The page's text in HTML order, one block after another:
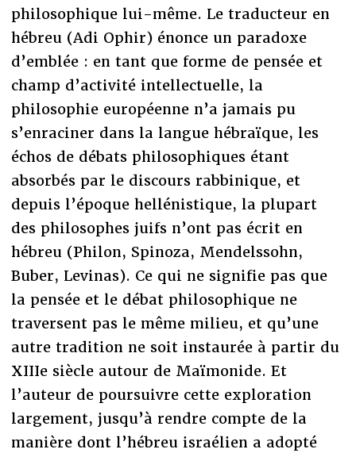
philosophique lui-même. Le traducteur en
hébreu (Adi Ophir) énonce un paradoxe
d’emblée : en tant que forme de pensée et
champ d’activité intellectuelle, la
philosophie européenne n’a jamais pu
s’enraciner dans la langue hébraïque, les
échos de débats philosophiques étant
absorbés par le discours rabbinique, et
depuis l’époque hellénistique, la plupart
des philosophes juifs n’ont pas écrit en
hébreu (Philon, Spinoza, Mendelssohn,
Buber, Levinas). Ce qui ne signifie pas que
la pensée et le débat philosophique ne
traversent pas le même milieu, et qu’une
autre tradition ne soit instaurée à partir du
XIIIe siècle autour de Maïmonide. Et
l’auteur de poursuivre cette exploration
largement, jusqu’à rendre compte de la
manière dont l’hébreu israélien a adopté